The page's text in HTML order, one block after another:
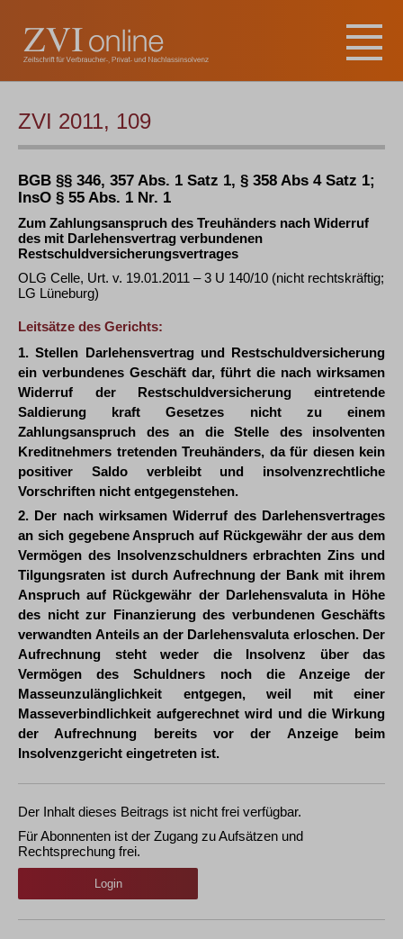
ZVI 2011, 109
BGB §§ 346, 357 Abs. 1 Satz 1, § 358 Abs 4 Satz 1;
InsO § 55 Abs. 1 Nr. 1
Zum Zahlungsanspruch des Treuhänders nach Widerruf
des mit Darlehensvertrag verbundenen
Restschuldversicherungsvertrages
OLG Celle, Urt. v. 19.01.2011 – 3 U 140/10 (nicht rechtskräftig;
LG Lüneburg)
Leitsätze des Gerichts:
1. Stellen Darlehensvertrag und Restschuldversicherung
ein verbundenes Geschäft dar, führt die nach wirksamen
Widerruf der Restschuldversicherung eintretende
Saldierung kraft Gesetzes nicht zu einem
Zahlungsanspruch des an die Stelle des insolventen
Kreditnehmers tretenden Treuhänders, da für diesen kein
positiver Saldo verbleibt und insolvenzrechtliche
Vorschriften nicht entgegenstehen.
2. Der nach wirksamen Widerruf des Darlehensvertrages
an sich gegebene Anspruch auf Rückgewähr der aus dem
Vermögen des Insolvenzschuldners erbrachten Zins und
Tilgungsraten ist durch Aufrechnung der Bank mit ihrem
Anspruch auf Rückgewähr der Darlehensvaluta in Höhe
des nicht zur Finanzierung des verbundenen Geschäfts
verwandten Anteils an der Darlehensvaluta erloschen. Der
Aufrechnung steht weder die Insolvenz über das
Vermögen des Schuldners noch die Anzeige der
Masseunzulänglichkeit entgegen, weil mit einer
Masseverbindlichkeit aufgerechnet wird und die Wirkung
der Aufrechnung bereits vor der Anzeige beim
Insolvenzgericht eingetreten ist.
Der Inhalt dieses Beitrags ist nicht frei verfügbar.
Für Abonnenten ist der Zugang zu Aufsätzen und
Rechtsprechung frei.
Login